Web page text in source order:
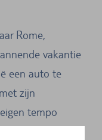
Rome,
vakantie
een auto te
zijn
tempo